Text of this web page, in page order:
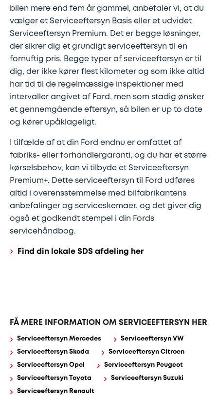
bilen mere end fem år gammel, anbefaler vi, at du
vælger et Serviceeftersyn Basis eller et udvidet
Serviceeftersyn Premium. Det er begge løsninger,
der sikrer dig et grundigt serviceeftersyn til en
fornuftig pris. Begge typer af serviceeftersyn er til
dig, der ikke kører flest kilometer og som ikke altid
har tid til de regelmæssige inspektioner med
intervaller angivet af Ford, men som stadig ønsker
et gennemgående eftersyn, så bilen er up to date
og kører upåklageligt.
I tilfælde af at din Ford endnu er omfattet af
fabriks- eller forhandlergaranti, og du har et større
kørselsbehov, kan vi tilbyde et Serviceeftersyn
Premium+. Dette serviceeftersyn til Ford udføres
altid i overensstemmelse med bilfabrikantens
anbefalinger og serviceskemaer, og det giver dig
også et godkendt stempel i din Fords
servicehåndbog.
Find din lokale SDS afdeling her
FÅ MERE INFORMATION OM SERVICEEFTERSYN HER
Serviceeftersyn Mercedes Serviceeftersyn VW
Serviceeftersyn Skoda Serviceeftersyn Citroen
Serviceeftersyn Opel Serviceeftersyn Peugeot
Serviceeftersyn Toyota Serviceeftersyn Suzuki
Serviceeftersyn Renault